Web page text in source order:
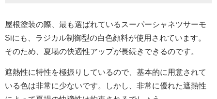
屋根塗装の際、最も選ばれているスーパーシャネツサーモ
Siにも、ラジカル制御型の白色顔料が使用されています。
そのため、夏場の快適性アップが長続きできるのです。
遮熱性に特性を極振りしているので、基本的に用意されて
いる色は非常に少ないです。しかし、非常に優れた遮熱性